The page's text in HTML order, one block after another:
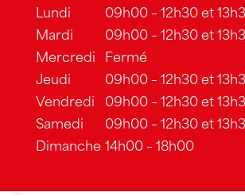
Lundi
09h00 – 12h30 et
Mardi
09h00 – 12h30 et
Mercredi Fermé
Jeudi
09h00 – 12h30 et
Vendredi 09h00 – 12h30 et
Samedi
09h00 – 12h30 et
Dimanche 14h00 – 18h00